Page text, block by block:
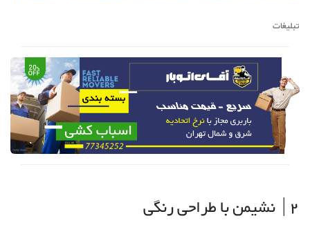
تبلیغات
2| نشیمن با طراحی رنگی